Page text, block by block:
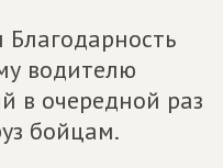
водителю
в очередной раз
бойцам.